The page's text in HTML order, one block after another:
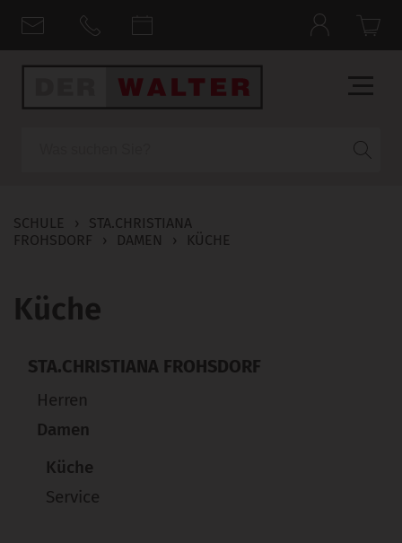
SCHULE ›
STA.CHRISTIANA
FROHSDORF
› DAMEN › KÜCHE
Küche
STA.CHRISTIANA FROHSDORF
Herren
Damen
Küche
Service